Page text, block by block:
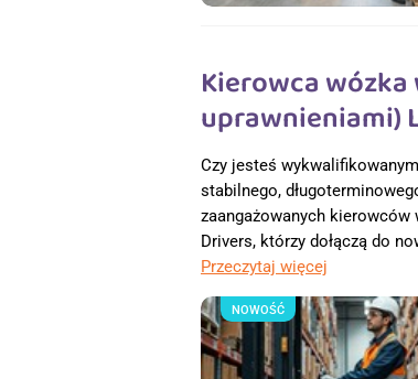
Kierowca
uprawnieniami)
Czy jesteś
stabilnego,
zaangażowanych kierowców
Drivers, którzy dołączą do
Przeczytaj więcej
NOWOŚĆ